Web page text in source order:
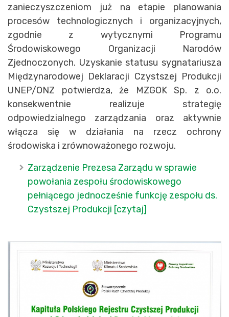
zanieczyszczeniom już na etapie planowania
procesów technologicznych i organizacyjnych,
zgodnie z wytycznymi Programu
Środowiskowego Organizacji Narodów
Zjednoczonych. Uzyskanie statusu sygnatariusza
Międzynarodowej Deklaracji Czystszej Produkcji
UNEP/ONZ potwierdza, że MZGOK Sp. z o.o.
konsekwentnie realizuje strategię
odpowiedzialnego zarządzania oraz aktywnie
włącza się w działania na rzecz ochrony
środowiska i zrównoważonego rozwoju.
Zarządzenie Prezesa Zarządu w sprawie
powołania zespołu środowiskowego
pełniącego jednocześnie funkcję zespołu ds.
Czystszej Produkcji [czytaj]